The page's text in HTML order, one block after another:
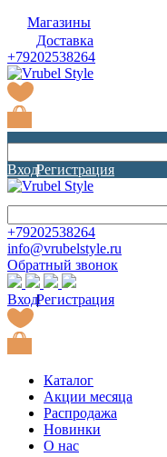
Магазины
Доставка
+79202538264
Вход|
Регистрация
+79202538264
info@vrubelstyle.ru
Обратный звонок
Вход|
Регистрация
Каталог
Акции месяца
Распродажа
Новинки
О нас